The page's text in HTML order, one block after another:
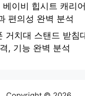
이비 힙시트 캐리
편의성 완벽 분석
거치대 스탠드 받침
, 기능 완벽 분석